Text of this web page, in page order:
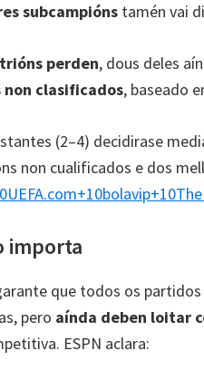
subcampións tamén vai
perden, dous deles
clasificados, baseado
(2–4) decidirase
non cualificados e dos
UEFA.com+10bolavip+10
importa
que todos os
pero aínda deben loitar
ESPN aclara: